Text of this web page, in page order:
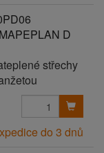
D
střechy
do 3 dnů